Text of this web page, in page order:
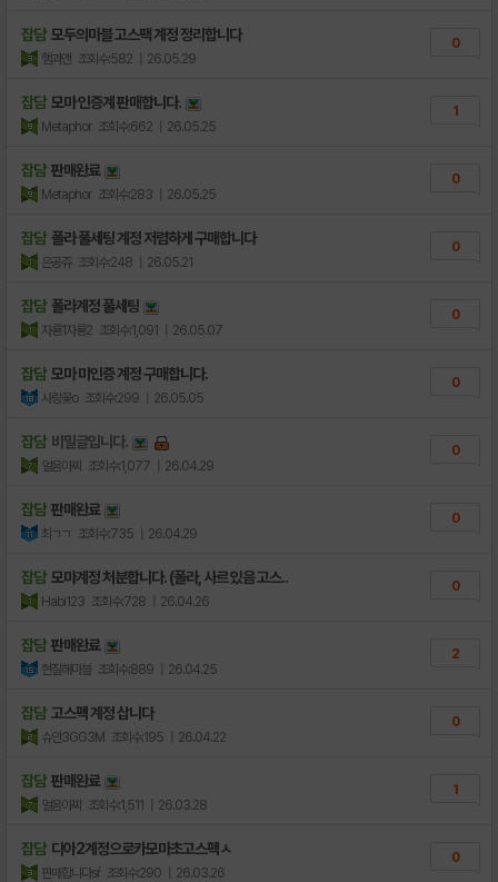
잡담 모두의마블 고스팩 계정 정리합니다
햄과앤 조회수:582 | 26.05.29
0
잡담 모마 인증계 판매합니다.
Metaphor 조회수:662 | 26.05.25
1
잡담 판매완료
Metaphor 조회수:283 | 26.05.25
0
잡담 폴라 풀세팅 계정 저렴하게 구매합니다
은공쥬 조회수:248 | 26.05.21
0
잡담 폴라계정 풀세팅
자룡1자룡2 조회수:1,091 | 26.05.07
0
잡담 모마 미인증 계정 구매합니다.
사랑꽃o 조회수:299 | 26.05.05
0
잡담 비밀글입니다.
얼음아찌 조회수:1,077 | 26.04.29
0
잡담 판매완료
최ㄱㄱ 조회수:735 | 26.04.29
0
잡담 모마계정 처분합니다. (폴라, 사르 있음 고스..
Habi123 조회수:728 | 26.04.26
0
잡담 판매완료
현질해마블 조회수:889 | 26.04.25
2
잡담 고스펙 계정 삽니다
슈안3GG3M 조회수:195 | 26.04.22
0
잡담 판매완료
얼음아찌 조회수:1,511 | 26.03.28
1
잡담 디아2계정으로카모마초고스펙ㅅ
판매합니다sŕ 조회수:290 | 26.03.26
0